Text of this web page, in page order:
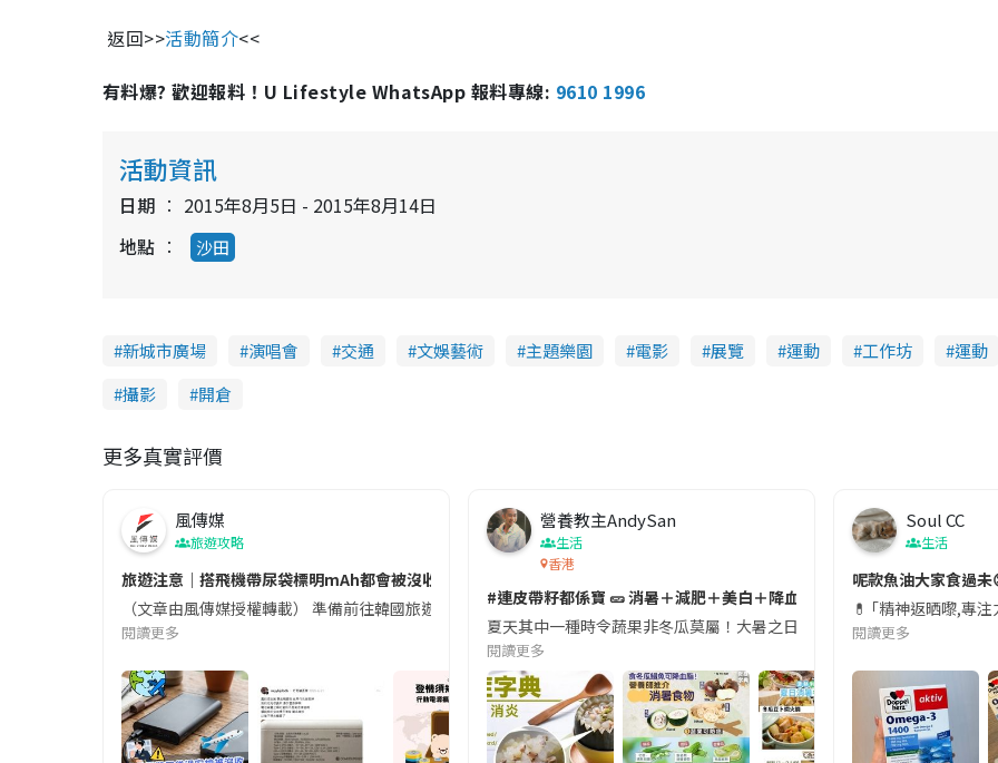
返回>>活動簡介<<
有料爆? 歡迎報料！U Lifestyle WhatsApp 報料專線: 9610 1996
活動資訊
日期
2015年8月5日 - 2015年8月14日
地點
沙田
新城市廣場 演唱會 交通 文娛藝術 主題樂園 電影 展覽 運動 工作坊
運動
攝影
開倉
更多真實評價
風傳媒
旅遊攻略
旅遊注意｜搭飛機帶尿袋標明mAh都會被沒收😱出發前切記檢查「1標示」🚨
（文章由風傳媒授權轉載） 準備前往韓國旅遊的民眾，近期要特別留意隨身行李中的行動電源。一名旅客日前在機場安檢
閱讀更多
營養教主AndySan
生活
香港
#連皮帶籽都係寶 🥒 消暑＋減肥＋美白＋降血脂
夏天其中一種時令蔬果非冬瓜莫屬！大暑之日，點都要飲碗冬瓜湯消暑
閱讀更多
Soul CC
生活
呢款魚油大家食過未
💊 ｢精神返晒嚟,專
閱讀更多